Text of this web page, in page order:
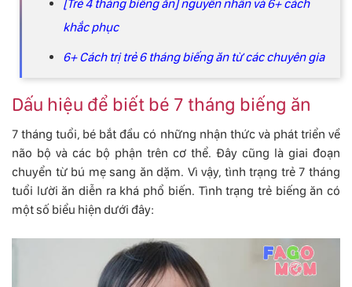
[Trẻ 4 tháng biếng ăn] nguyên nhân và 6+ cách
khắc phục
6+ Cách trị trẻ 6 tháng biếng ăn từ các chuyên gia
Dấu hiệu để biết bé 7 tháng biếng ăn
7 tháng tuổi, bé bắt đầu có những nhận thức và phát triển về
não bộ và các bộ phận trên cơ thể. Đây cũng là giai đoạn
chuyển từ bú mẹ sang ăn dặm. Vì vậy, tình trạng trẻ 7 tháng
tuổi lười ăn diễn ra khá phổ biến. Tình trạng trẻ biếng ăn có
một số biểu hiện dưới đây: